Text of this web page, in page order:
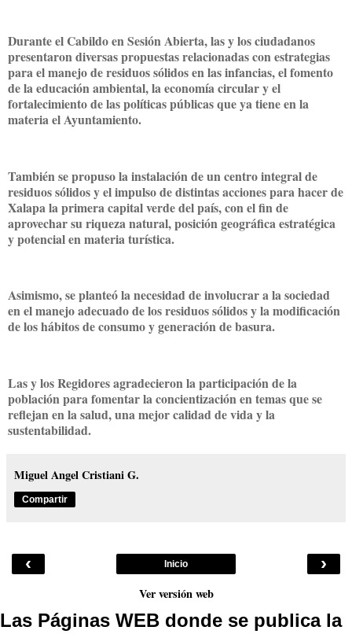
Durante el Cabildo en Sesión Abierta, las y los ciudadanos
presentaron diversas propuestas relacionadas con estrategias
para el manejo de residuos sólidos en las infancias, el fomento
de la educación ambiental, la economía circular y el
fortalecimiento de las políticas públicas que ya tiene en la
materia el Ayuntamiento.
También se propuso la instalación de un centro integral de
residuos sólidos y el impulso de distintas acciones para hacer de
Xalapa la primera capital verde del país, con el fin de
aprovechar su riqueza natural, posición geográfica estratégica
y potencial en materia turística.
Asimismo, se planteó la necesidad de involucrar a la sociedad
en el manejo adecuado de los residuos sólidos y la modificación
de los hábitos de consumo y generación de basura.
Las y los Regidores agradecieron la participación de la
población para fomentar la concientización en temas que se
reflejan en la salud, una mejor calidad de vida y la
sustentabilidad.
Miguel Angel Cristiani G.
Compartir
‹ ›
Inicio
Ver versión web
Las Páginas WEB donde se publica la